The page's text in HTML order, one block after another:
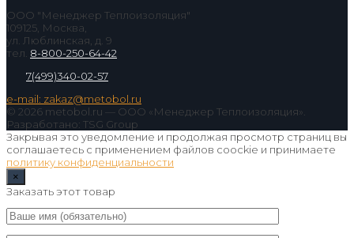
ООО "Менеджер Теплоизоляция"
109125, Москва,
ул. Люблинская, д. 9
тел. 8-800-250-64-42
7(499)340-02-57
e-mail: zakaz@metobol.ru
© 2026 metobol.ru — ООО «Менеджер Теплоизоляция».
Разработано: TSG Group
Закрывая это уведомление и продолжая просмотр страниц вы
соглашаетесь с применением файлов coockie и принимаете
политику конфиденциальности
×
Заказать этот товар